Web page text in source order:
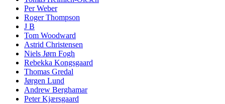
Per Weber
Roger Thompson
J B
Tom Woodward
Astrid Christensen
Niels Jørn Fogh
Rebekka Kongsgaard
Thomas Gredal
Jørgen Lund
Andrew Berghamar
Peter Kjærsgaard